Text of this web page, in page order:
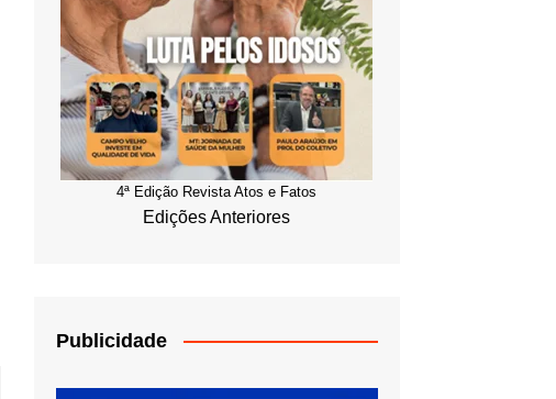
4ª Edição Revista Atos e Fatos
Edições Anteriores
Publicidade